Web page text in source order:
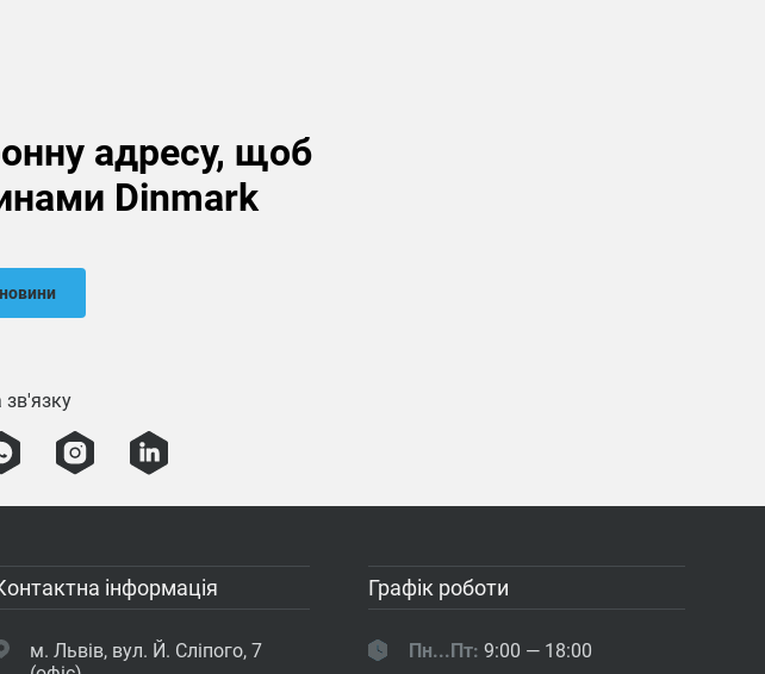
адресу, щоб
Dinmark
інформація
м. Львів, вул. Й. Сліпого, 7
Графік роботи
Пн...Пт: 9:00 — 18:00